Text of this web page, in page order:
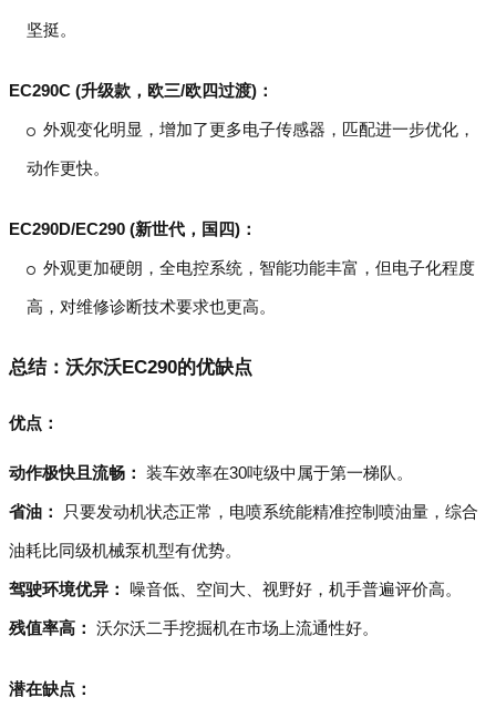
坚挺。
EC290C (升级款，欧三/欧四过渡)：
外观变化明显，增加了更多电子传感器，匹配进一步优化，
动作更快。
EC290D/EC290 (新世代，国四)：
外观更加硬朗，全电控系统，智能功能丰富，但电子化程度
高，对维修诊断技术要求也更高。
总结：沃尔沃EC290的优缺点
优点：
动作极快且流畅： 装车效率在30吨级中属于第一梯队。
省油： 只要发动机状态正常，电喷系统能精准控制喷油量，综合
油耗比同级机械泵机型有优势。
驾驶环境优异： 噪音低、空间大、视野好，机手普遍评价高。
残值率高： 沃尔沃二手挖掘机在市场上流通性好。
潜在缺点：